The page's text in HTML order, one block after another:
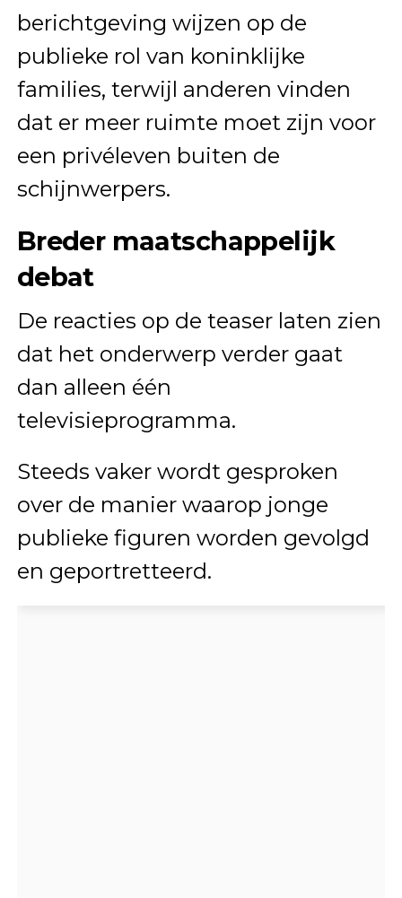
berichtgeving wijzen op de
publieke rol van koninklijke
families, terwijl anderen vinden
dat er meer ruimte moet zijn voor
een privéleven buiten de
schijnwerpers.
Breder maatschappelijk
debat
De reacties op de teaser laten zien
dat het onderwerp verder gaat
dan alleen één
televisieprogramma.
Steeds vaker wordt gesproken
over de manier waarop jonge
publieke figuren worden gevolgd
en geportretteerd.